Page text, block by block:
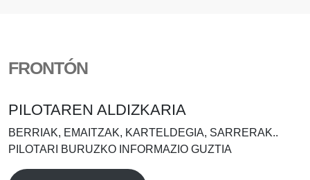
FRONTÓN
PILOTAREN ALDIZKARIA
BERRIAK, EMAITZAK, KARTELDEGIA, SARRERAK..
PILOTARI BURUZKO INFORMAZIO GUZTIA